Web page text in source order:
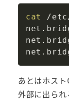
cat
/
あとはホス
外部に出られ